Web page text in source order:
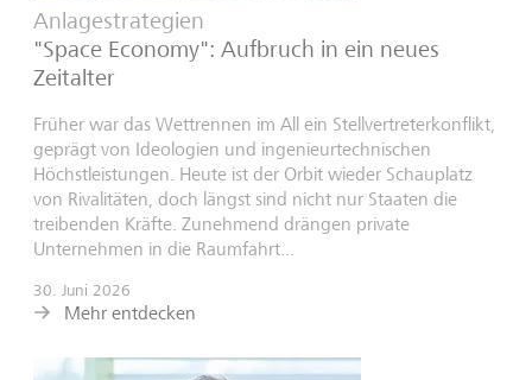
Anlagestrategien
"Space Economy": Aufbruch in ein neues
Zeitalter
Früher war das Wettrennen im All ein Stellvertreterkonflikt,
geprägt von Ideologien und ingenieurtechnischen
Höchstleistungen. Heute ist der Orbit wieder Schauplatz
von Rivalitäten, doch längst sind nicht nur Staaten die
treibenden Kräfte. Zunehmend drängen private
Unternehmen in die Raumfahrt...
30. Juni 2026
Mehr entdecken